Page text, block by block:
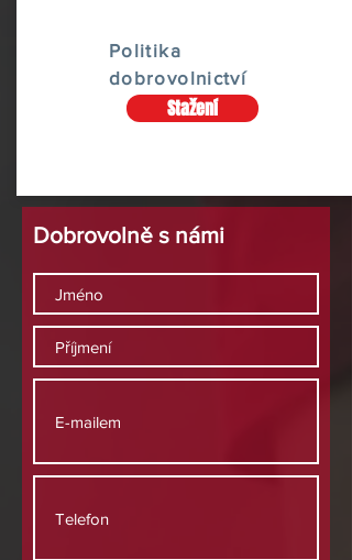
Politika
dobrovolnictví
Stažení
Dobrovolně s námi